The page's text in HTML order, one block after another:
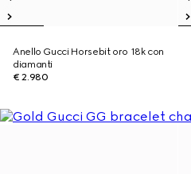
Anello Gucci Horsebit oro 18k con
diamanti
€ 2.980